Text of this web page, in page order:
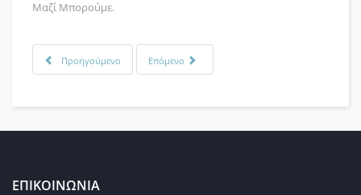
Μαζί Μπορούμε.
Προηγούμενο Επόμενο
ΕΠΙΚΟΙΝΩΝΙΑ